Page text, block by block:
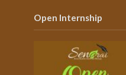
Open Internship